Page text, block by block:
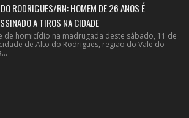
RODRIGUES/RN: HOMEM DE 26 ANOS É
A TIROS NA CIDADE
de homicídio na madrugada deste sábado, 11 de
de Alto do Rodrigues, regiao do Vale do